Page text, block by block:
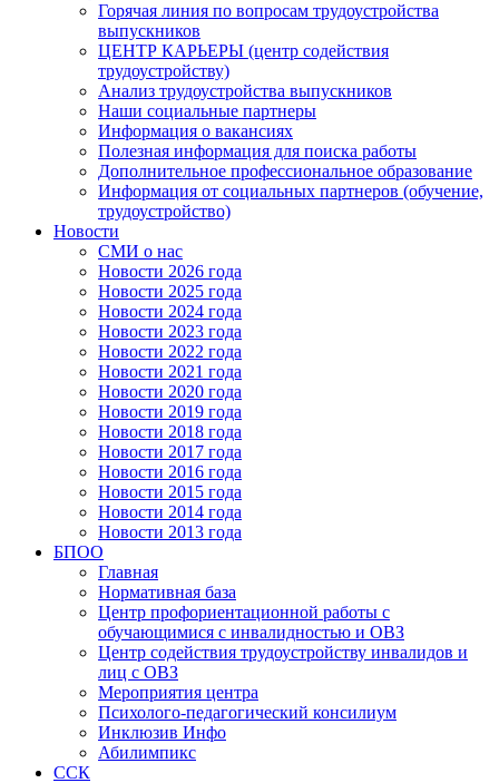
Горячая линия по вопросам трудоустройства
выпускников
ЦЕНТР КАРЬЕРЫ (центр содействия
трудоустройству)
Анализ трудоустройства выпускников
Наши социальные партнеры
Информация о вакансиях
Полезная информация для поиска работы
Дополнительное профессиональное образование
Информация от социальных партнеров (обучение,
трудоустройство)
Новости
СМИ о нас
Новости 2026 года
Новости 2025 года
Новости 2024 года
Новости 2023 года
Новости 2022 года
Новости 2021 года
Новости 2020 года
Новости 2019 года
Новости 2018 года
Новости 2017 года
Новости 2016 года
Новости 2015 года
Новости 2014 года
Новости 2013 года
БПОО
Главная
Нормативная база
Центр профориентационной работы с
обучающимися с инвалидностью и ОВЗ
Центр содействия трудоустройству инвалидов и
лиц с ОВЗ
Мероприятия центра
Психолого-педагогический консилиум
Инклюзив Инфо
Абилимпикс
ССК